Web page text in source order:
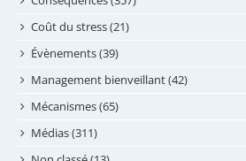
juin 2024
mai 2024
avril 2024
février 2024
janvier 2024
Coût du stress (21)
Évènements (39)
Management bienveillant (42)
Mécanismes (65)
Médias (311)